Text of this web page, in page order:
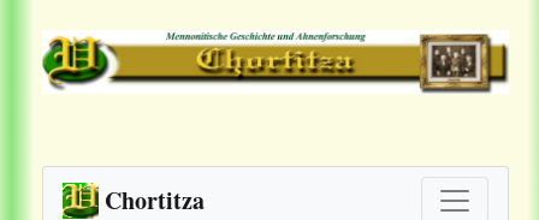
Chortitza